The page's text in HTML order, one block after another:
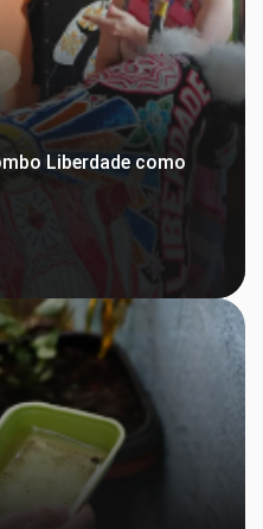
Liberdade como